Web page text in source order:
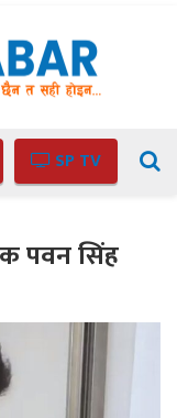
SP TV
पवन सिंह